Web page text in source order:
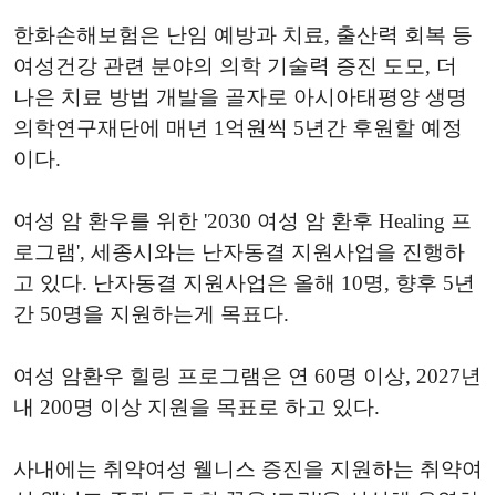
한화손해보험은 난임 예방과 치료, 출산력 회복 등
여성건강 관련 분야의 의학 기술력 증진 도모, 더
나은 치료 방법 개발을 골자로 아시아태평양 생명
의학연구재단에 매년 1억원씩 5년간 후원할 예정
이다.
여성 암 환우를 위한 '2030 여성 암 환후 Healing 프
로그램', 세종시와는 난자동결 지원사업을 진행하
고 있다. 난자동결 지원사업은 올해 10명, 향후 5년
간 50명을 지원하는게 목표다.
여성 암환우 힐링 프로그램은 연 60명 이상, 2027년
내 200명 이상 지원을 목표로 하고 있다.
사내에는 취약여성 웰니스 증진을 지원하는 취약여